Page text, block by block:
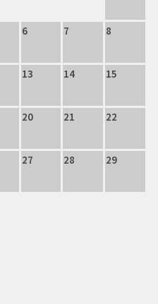
6 7 8
13 14 15
20 21 22
27 28 29